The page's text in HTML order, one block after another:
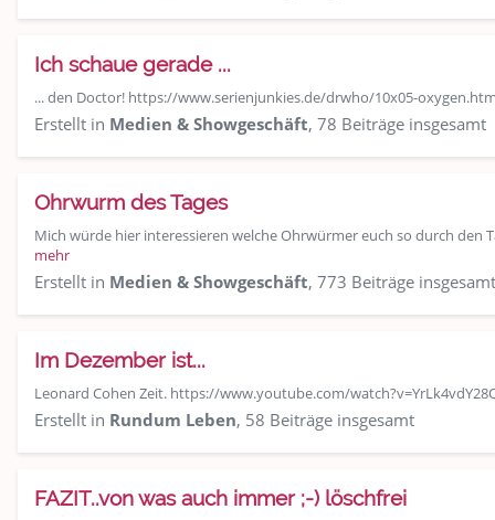
Ich schaue gerade ...
... den Doctor! https://www.serienjunkies.de/drwho/10x05-
Erstellt in Medien & Showgeschäft, 78 Beiträge insgesamt
Ohrwurm des Tages
Mich würde hier interessieren welche Ohrwürmer euch so durch den
mehr
Erstellt in Medien & Showgeschäft, 773 Beiträge insgesamt
Im Dezember ist...
Leonard Cohen Zeit. https://www.youtube.com/
Erstellt in Rundum Leben, 58 Beiträge insgesamt
FAZIT..von was auch immer ;-) löschfrei